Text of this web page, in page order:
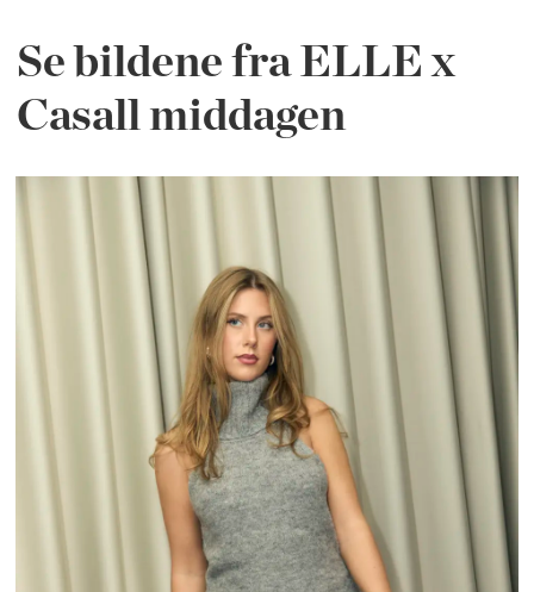
Se bildene fra ELLE x
Casall middagen